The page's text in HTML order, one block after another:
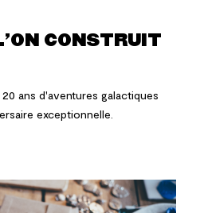
CONSTRUIT
ans d'aventures galactiques
exceptionnelle.